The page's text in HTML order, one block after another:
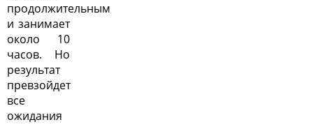
продолжительным
и занимает
около 10
часов. Но
результат
превзойдет
все
ожидания